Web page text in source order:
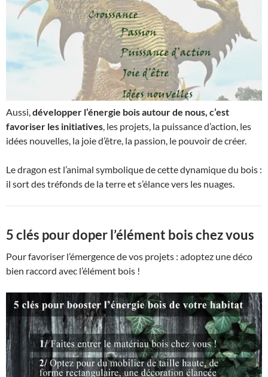
Aussi,développer l’énergie bois autour de nous, c’est
favoriser les initiatives, les projets, la puissance d’action, les
idées nouvelles, la joie d’être, la passion, le pouvoir de créer.
Le dragon est l’animal symbolique de cette dynamique du bois :
il sort des tréfonds de la terre et s’élance vers les nuages.
5 clés pour doper l’élément bois chez vous
Pour favoriser l’émergence de vos projets : adoptez une déco
bien raccord avec l’élément bois !